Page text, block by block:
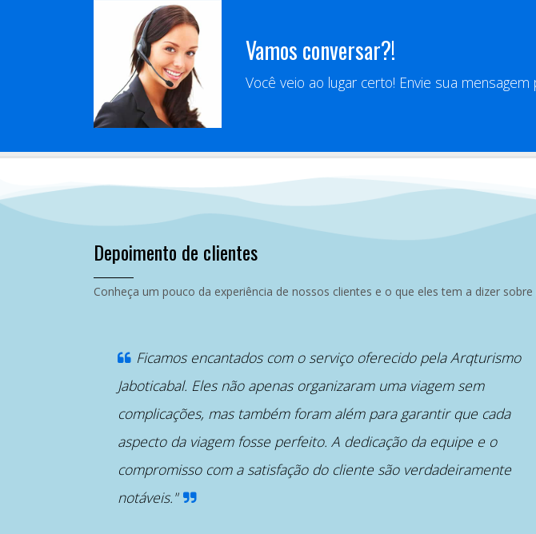
Vamos conversar?!
Você veio ao lugar certo! Envie sua
Depoimento de clientes
Conheça um pouco da experiência de nossos clientes e o que eles tem a dizer sobre
Ficamos encantados com o serviço oferecido pela Arqturismo
Jaboticabal. Eles não apenas organizaram uma viagem sem
complicações, mas também foram além para garantir que cada
aspecto da viagem fosse perfeito. A dedicação da equipe e o
compromisso com a satisfação do cliente são verdadeiramente
notáveis."